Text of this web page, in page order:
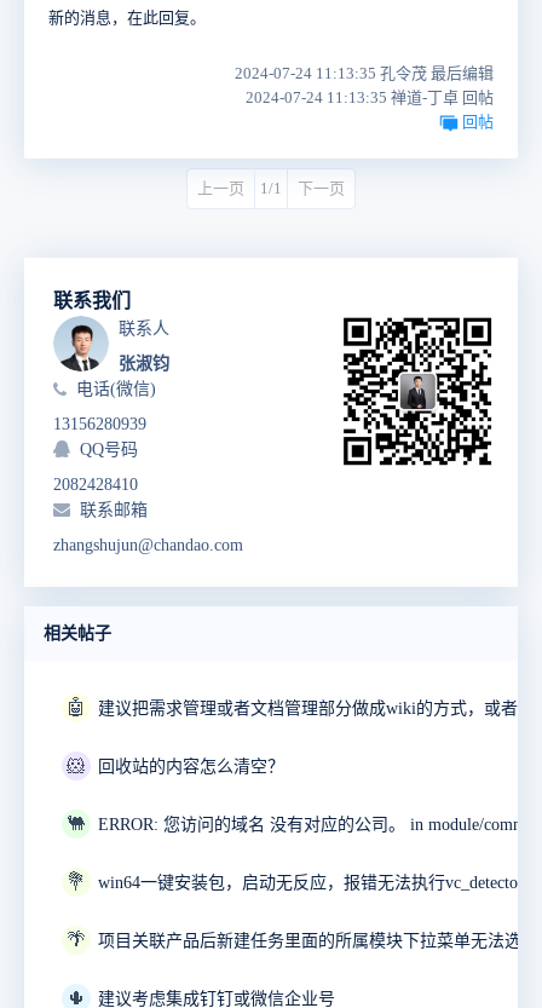
新的消息，在此回复。
2024-07-24 11:13:35 孔令茂 最后编辑
2024-07-24 11:13:35 禅道-丁卓 回帖
回帖
上一页 1/1 下一页
联系我们
联系人
张淑钧
电话(微信)
13156280939
QQ号码
2082428410
联系邮箱
zhangshujun@chandao.com
相关帖子
🤖
🐹 回收站的内容怎么清空？
🐫
💐
🌴 项目关联产品后新建任务里面的所属模块下拉菜单无法选择
🌵 建议考虑集成钉钉或微信企业号